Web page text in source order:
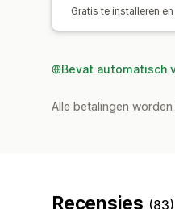
Gratis te installeren
Bevat automatisch
Alle betalingen
Recensies (83)